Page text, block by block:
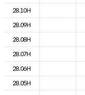
28.10H
28.09H
28.08H
28.07H
28.06H
28.05H